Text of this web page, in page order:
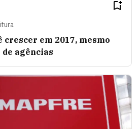
em 2017, mesmo
agências